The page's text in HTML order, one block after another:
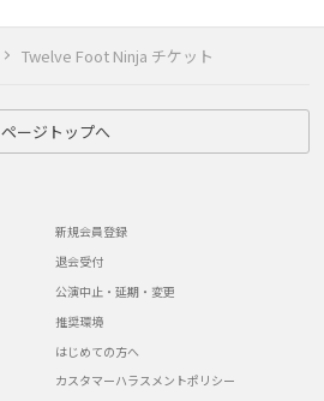
Twelve Foot Ninja チケット
ページトップへ
新規会員登録
退会受付
公演中止・延期・変更
推奨環境
はじめての方へ
カスタマーハラスメントポリシー